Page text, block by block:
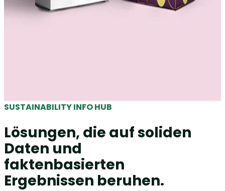
SUSTAINABILITY INFO HUB
Lösungen, die auf soliden
Daten und
faktenbasierten
Ergebnissen beruhen.